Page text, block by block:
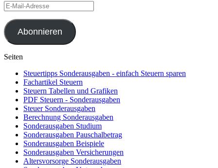
E-
Mail-
Adresse
Abonnieren
Seiten
Steuertipps Sonderausgaben - einfach Steuern sparen
Fachartikel Steuern
Steuern Tabellen und Grafiken
PDF Steuern - Sonderausgaben
Steuer Sonderausgaben
Berechnung Sonderausgaben
Sonderausgaben Studium
Sonderausgaben Pauschalbetrag
Sonderausgaben Beispiele
Sonderausgaben Versicherungen
Altersvorsorge Sonderausgaben